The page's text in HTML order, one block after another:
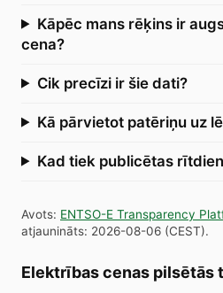
Kāpēc mans rēķins ir
cena?
Cik precīzi ir šie dati?
Kā pārvietot patēriņu uz
Kad tiek publicētas
Avots: ENTSO-E Transparency
atjaunināts: 2026-08-06 (CEST).
Elektrības cenas pilsētās